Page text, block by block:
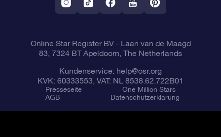
VR-App „Fliege mich zu den Sternen“
Sternbilder
Online Star Register BV- Laan van de Maagd
83, 7324 BT Apeldoorn, The Netherlands
Kundenservice: help@osr.org
KVK: 60333553, VAT: NL 8538.62.722B01
Presseseite
One Million Stars
AGB
Datenschutzerklärung